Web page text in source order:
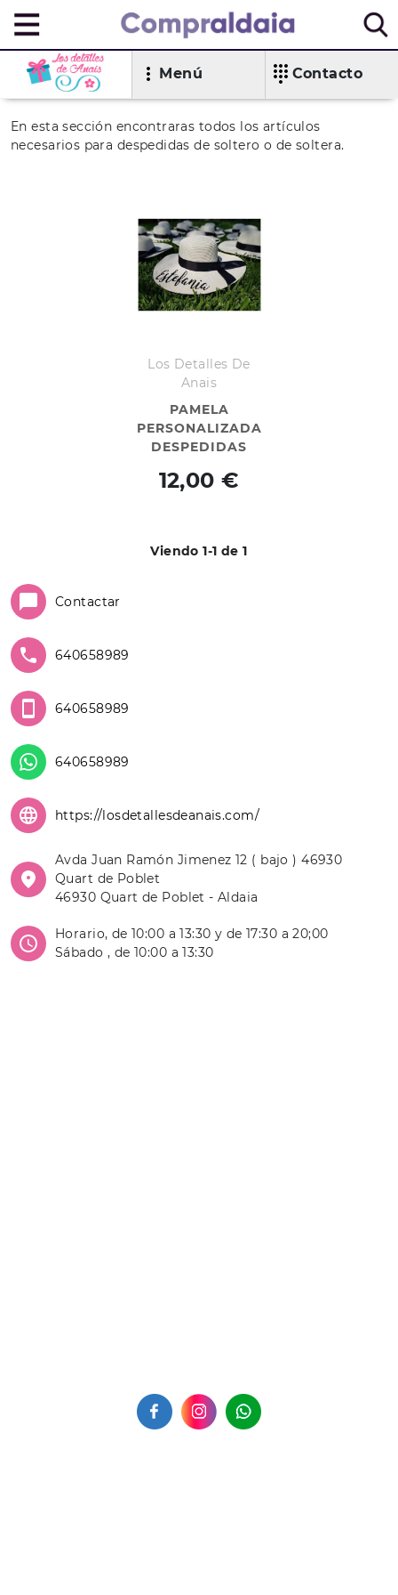
Menú Contacto
En esta sección encontraras todos los artículos
necesarios para despedidas de soltero o de soltera.
Los Detalles De
Anais
PAMELA
PERSONALIZADA
DESPEDIDAS
12,00 €
Viendo 1-1 de 1
Contactar
640658989
640658989
640658989
https://losdetallesdeanais.com/
Avda Juan Ramón Jimenez 12 ( bajo ) 46930
Quart de Poblet
46930 Quart de Poblet - Aldaia
Horario, de 10:00 a 13:30 y de 17:30 a 20;00
Sábado , de 10:00 a 13:30